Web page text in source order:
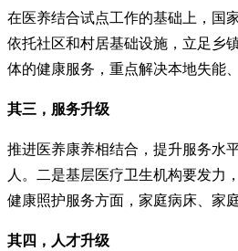
在医养结合试点工作的基础上，国
依托社区和村居基础设施，立足乡
体的健康服务，重点解决本地失能
其三，服务升级
推进医养康养相结合，提升服务水
人。二是基层医疗卫生机构要发力
健康照护服务方面，家庭病床、家
其四，人才升级